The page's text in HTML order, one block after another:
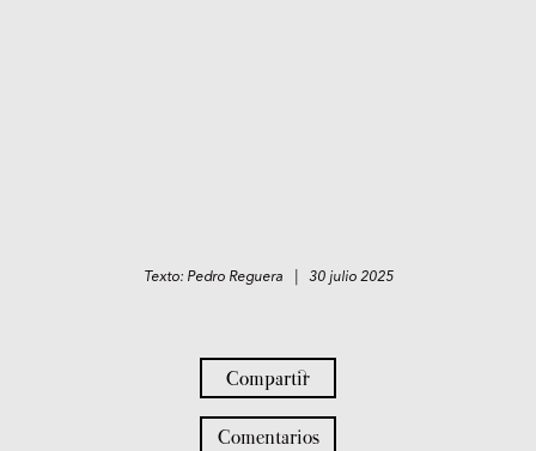
Texto: Pedro Reguera | 30 julio 2025
Compartir
Comentarios